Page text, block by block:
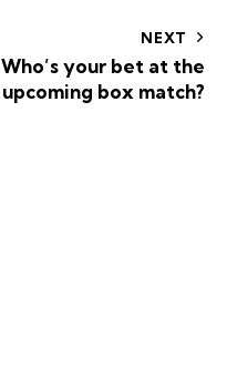
NEXT
Who’s your bet at the
upcoming box match?